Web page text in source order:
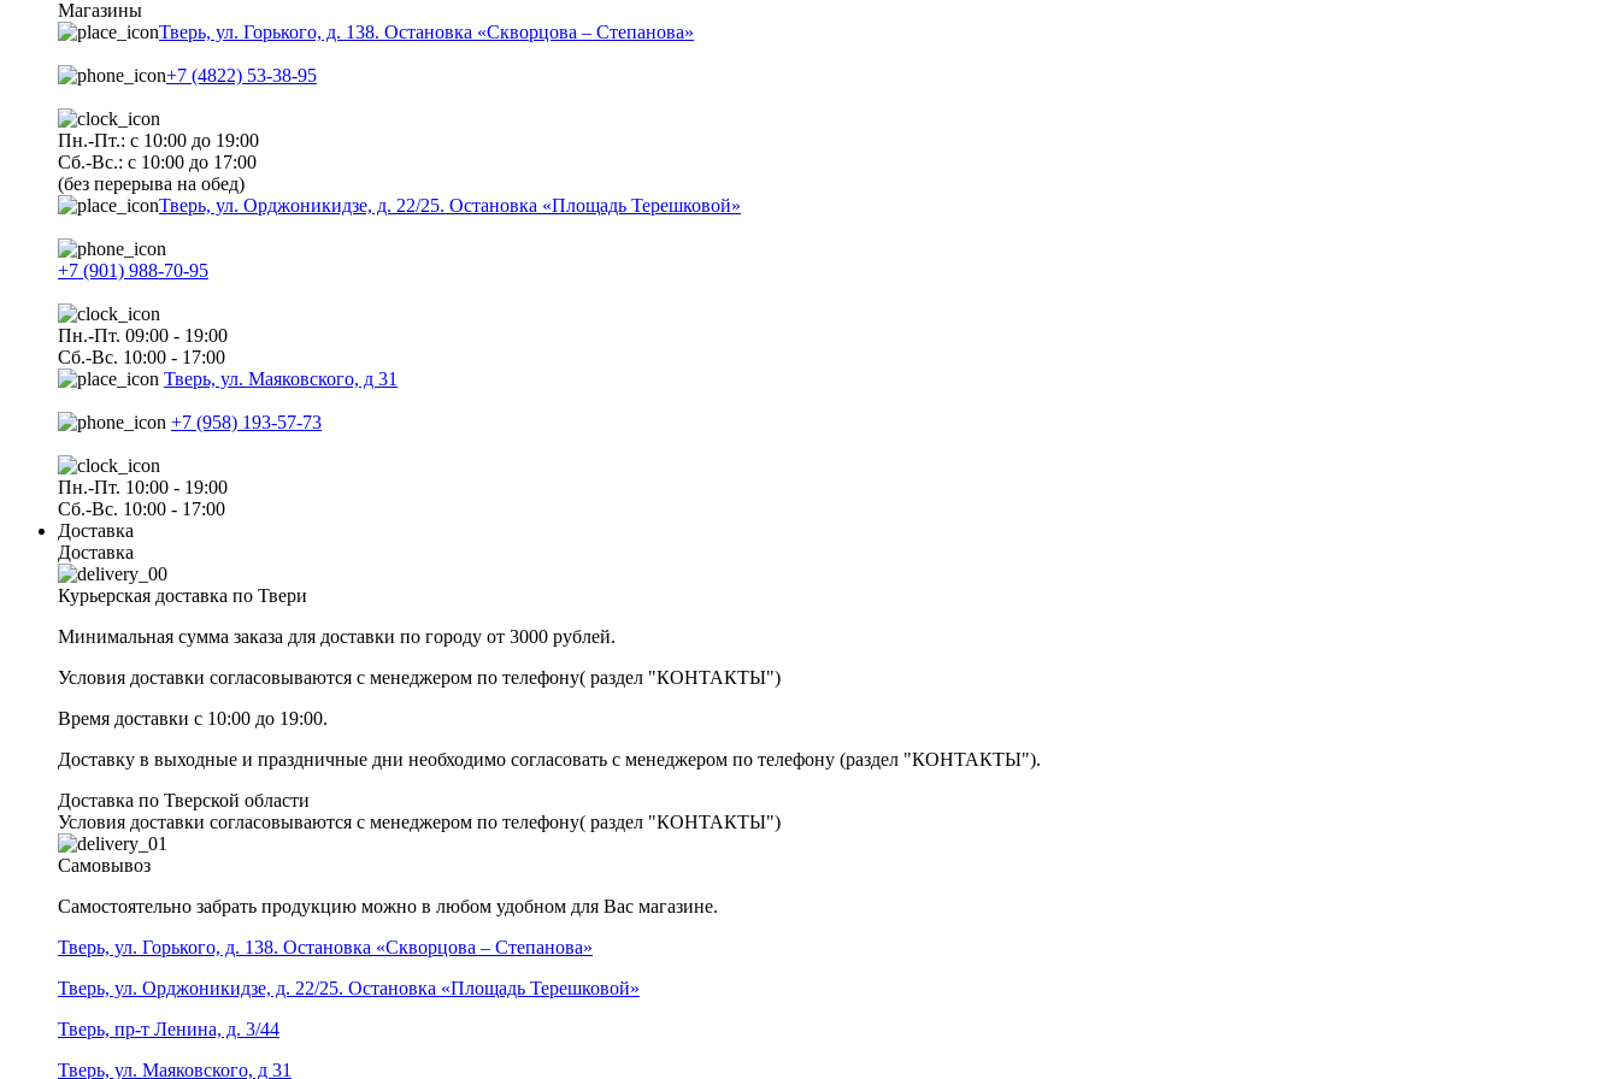
Магазины
Тверь, ул. Горького, д. 138. Остановка «Скворцова – Степанова»
+7 (4822) 53-38-95
Пн.-Пт.: с 10:00 до 19:00
Сб.-Вс.: с 10:00 до 17:00
(без перерыва на обед)
Тверь, ул. Орджоникидзе, д. 22/25. Остановка «Площадь Терешковой»
+7 (901) 988-70-95
Пн.-Пт. 09:00 - 19:00
Сб.-Вс. 10:00 - 17:00
Тверь, ул. Маяковского, д 31
+7 (958) 193-57-73
Пн.-Пт. 10:00 - 19:00
Сб.-Вс. 10:00 - 17:00
Доставка
Доставка
Курьерская доставка по Твери
Минимальная сумма заказа для доставки по городу от 3000 рублей.
Условия доставки согласовываются с менеджером по телефону( раздел "КОНТАКТЫ")
Время доставки с 10:00 до 19:00.
Доставку в выходные и праздничные дни необходимо согласовать с менеджером по телефону (раздел "КОНТАКТЫ").
Доставка по Тверской области
Условия доставки согласовываются с менеджером по телефону( раздел "КОНТАКТЫ")
Самовывоз
Самостоятельно забрать продукцию можно в любом удобном для Вас магазине.
Тверь, ул. Горького, д. 138. Остановка «Скворцова – Степанова»
Тверь, ул. Орджоникидзе, д. 22/25. Остановка «Площадь Терешковой»
Тверь, пр-т Ленина, д. 3/44
Тверь, ул. Маяковского, д 31